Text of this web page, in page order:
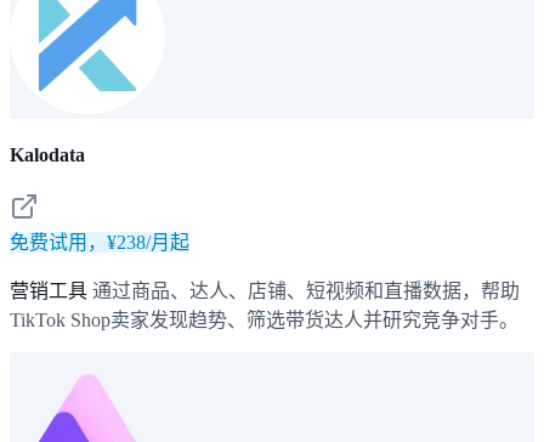
Kalodata
免费试用，¥238/月起
营销工具 通过商品、达人、店铺、短视频和直播数据，帮助
TikTok Shop卖家发现趋势、筛选带货达人并研究竞争对手。